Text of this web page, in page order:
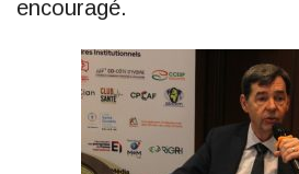
encouragé.